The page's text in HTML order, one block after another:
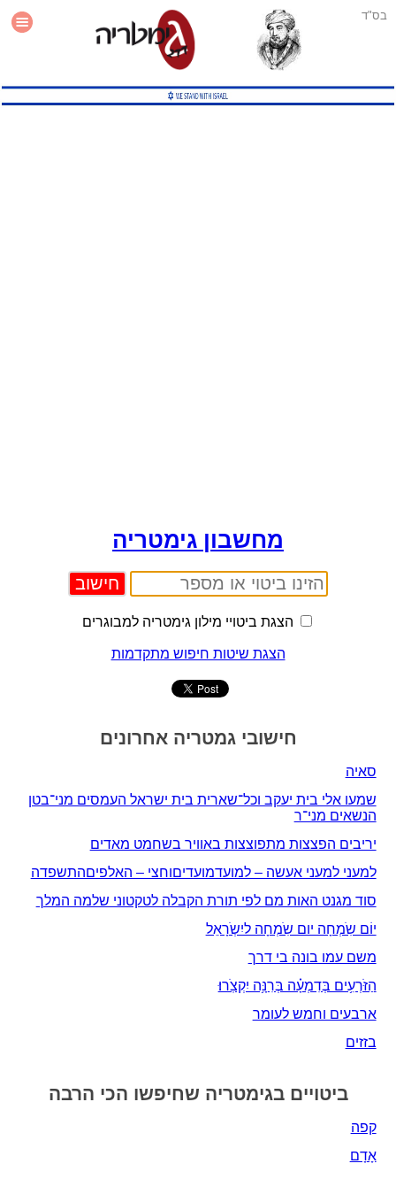
בס"ד
עזרה
מחשבון גימטריה
הצגת ביטויי מילון גימטריה למבוגרים
הצגת שיטות חיפוש מתקדמות
חישובי גמטריה אחרונים
סאיה
שמעו אלי בית יעקב וכל־שארית בית ישראל העמסים מני־בטן
הנשאים מני־ר
יריבים הפצצות מתפוצצות באוויר בשחמט מאדים
למעני למעני אעשה – למועדמועדיםוחצי – האלפיםהתשפדה
סוד מגנט האות מם לפי תורת הקבלה לטקטוני שלמה המלך
יוֹם שִֹמְחָה יום שִֹמְחָה ליִשְֹרָאֵל
משם עמו בונה בי דרך
הַזֹּרְעִ֥ים בְּדִמְעָ֗ה בְּרִנָּ֥ה יִקְצֹֽרוּ׃
ארבעים וחמש לעומר
בזזים
ביטויים בגימטריה שחיפשו הכי הרבה
קפה
אָדָם‎